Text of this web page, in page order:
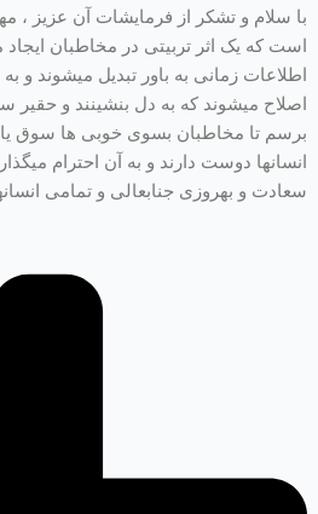
با سلام و تشکر از فرمایشات آن عزیز ،
است که یک اثر تربیتی در مخاطبان
اطلاعات زمانی به باور تبدیل میشوند و به
اصلاح میشوند که به دل بنشینند و حقیر
برسم تا مخاطبان بسوی خوبی ها سوق
انسانها دوست دارند و به آن احترام
سعادت و بهروزی جنابعالی و تمامی